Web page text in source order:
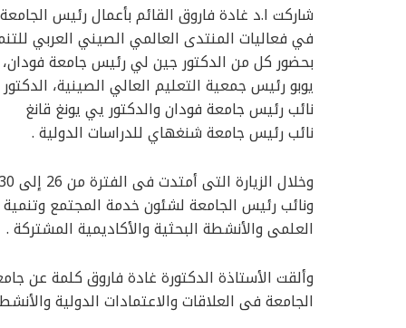
شاركت ا.د غادة فاروق القائم بأعمال رئيس
في فعاليات المنتدى العالمي الصيني العربي
بحضور كل من الدكتور جين لي رئيس جامعة فودان،
يوبو رئيس جمعية التعليم العالي الصينية،
نائب رئيس جامعة فودان والدكتور يي يونغ قانغ
نائب رئيس جامعة شنغهاي للدراسات الدولية .
ونائب رئيس الجامعة لشئون خدمة المجتمع
العلمى والأنشطة البحثية والأكاديمية المشتركة .
وألقت الأستاذة الدكتورة غادة فاروق كلمة عن
الجامعة فى العلاقات والاعتمادات الدولية